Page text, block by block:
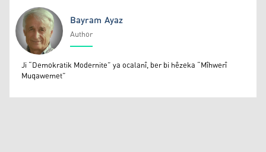
Bayram Ayaz
Bayram Ayaz
Author
Ji “Demokratik Modernite” ya ocalanî, ber bi hêzeka “Mîhwerî
Muqawemet”